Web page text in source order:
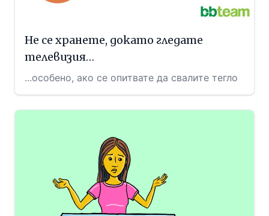
Не се хранете, докато гледате
телевизия…
...особено, ако се опитвате да свалите тегло